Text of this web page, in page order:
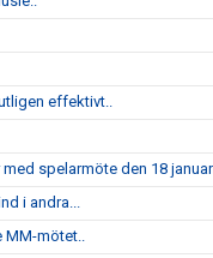
effektivt..
spelarmöte den 18
i andra...
MM-mötet..